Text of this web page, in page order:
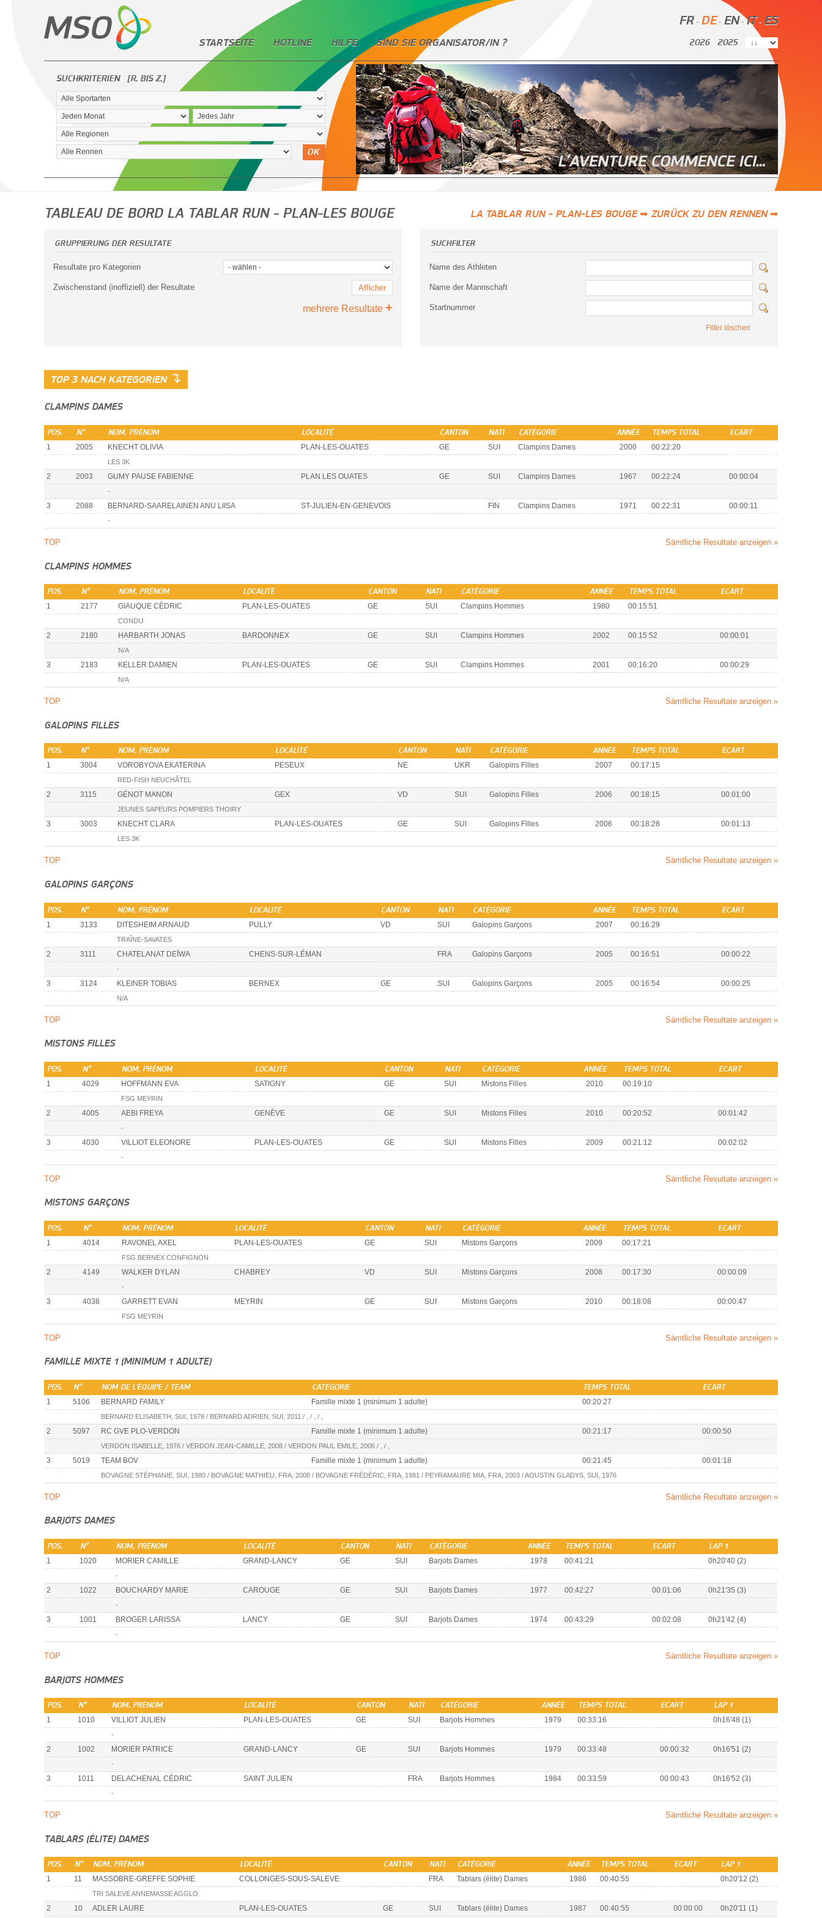
FR- DE- EN- IT - ES
STARTSEITE HOTLINE HILFE SIND SIE ORGANISATOR/IN ? 2026 2025
SUCHKRITERIEN [R. BIS Z.]
OK
TABLEAU DE BORD LA TABLAR RUN - PLAN-LES BOUGE ZURÜCK ZU DEN RENNEN ➡
LA TABLAR RUN - PLAN-LES BOUGE ➡
GRUPPIERUNG DER RESULTATE
Resultate pro Kategorien
Zwischenstand (inoffiziell) der Resultate Afficher
mehrere Resultate +
SUCHFILTER
Name des Athleten
Name der Mannschaft
Startnummer
Filter löschen
TOP 3 NACH KATEGORIEN ↴
CLAMPINS DAMES
POS. N° NOM, PRÉNOM LOCALITÉ CANTON NATI CATÉGORIE ANNÉE TEMPS TOTAL ECART
1 2005 KNECHT OLIVIA PLAN-LES-OUATES GE SUI Clampins Dames 2000 00:22:20
LES 3K
2 2003 GUMY PAUSE FABIENNE PLAN LES OUATES GE SUI Clampins Dames 1967 00:22:24 00:00:04
-
3 2088 BERNARD-SAARELAINEN ANU LIISA ST-JULIEN-EN-GENEVOIS FIN Clampins Dames 1971 00:22:31 00:00:11
-
TOP Sämtliche Resultate anzeigen »
CLAMPINS HOMMES
POS. N° NOM, PRÉNOM LOCALITÉ CANTON NATI CATÉGORIE ANNÉE TEMPS TOTAL ECART
1 2177 GIAUQUE CÉDRIC PLAN-LES-OUATES GE SUI Clampins Hommes 1980 00:15:51
CONDIJ
2 2180 HARBARTH JONAS BARDONNEX GE SUI Clampins Hommes 2002 00:15:52 00:00:01
N/A
3 2183 KELLER DAMIEN PLAN-LES-OUATES GE SUI Clampins Hommes 2001 00:16:20 00:00:29
N/A
TOP Sämtliche Resultate anzeigen »
GALOPINS FILLES
POS. N° NOM, PRÉNOM LOCALITÉ CANTON NATI CATÉGORIE ANNÉE TEMPS TOTAL ECART
1 3004 VOROBYOVA EKATERINA PESEUX NE UKR Galopins Filles 2007 00:17:15
RED-FISH NEUCHÂTEL
2 3115 GÉNOT MANON GEX VD SUI Galopins Filles 2006 00:18:15 00:01:00
JEUNES SAPEURS POMPIERS THOIRY
3 3003 KNECHT CLARA PLAN-LES-OUATES GE SUI Galopins Filles 2006 00:18:28 00:01:13
LES 3K
TOP Sämtliche Resultate anzeigen »
GALOPINS GARÇONS
POS. N° NOM, PRÉNOM LOCALITÉ CANTON NATI CATÉGORIE ANNÉE TEMPS TOTAL ECART
1 3133 DITESHEIM ARNAUD PULLY VD SUI Galopins Garçons 2007 00:16:29
TRAÎNE-SAVATES
2 3111 CHATELANAT DEÏWA CHENS-SUR-LÉMAN FRA Galopins Garçons 2005 00:16:51 00:00:22
-
3 3124 KLEINER TOBIAS BERNEX GE SUI Galopins Garçons 2005 00:16:54 00:00:25
N/A
TOP Sämtliche Resultate anzeigen »
MISTONS FILLES
POS. N° NOM, PRÉNOM LOCALITÉ CANTON NATI CATÉGORIE ANNÉE TEMPS TOTAL ECART
1 4029 HOFFMANN EVA SATIGNY GE SUI Mistons Filles 2010 00:19:10
FSG MEYRIN
2 4005 AEBI FREYA GENÈVE GE SUI Mistons Filles 2010 00:20:52 00:01:42
-
3 4030 VILLIOT ELEONORE PLAN-LES-OUATES GE SUI Mistons Filles 2009 00:21:12 00:02:02
-
TOP Sämtliche Resultate anzeigen »
MISTONS GARÇONS
POS. N° NOM, PRÉNOM LOCALITÉ CANTON NATI CATÉGORIE ANNÉE TEMPS TOTAL ECART
1 4014 RAVONEL AXEL PLAN-LES-OUATES GE SUI Mistons Garçons 2009 00:17:21
FSG BERNEX CONFIGNON
2 4149 WALKER DYLAN CHABREY VD SUI Mistons Garçons 2008 00:17:30 00:00:09
-
3 4038 GARRETT EVAN MEYRIN GE SUI Mistons Garçons 2010 00:18:08 00:00:47
FSG MEYRIN
TOP Sämtliche Resultate anzeigen »
FAMILLE MIXTE 1 (MINIMUM 1 ADULTE)
POS. N° NOM DE L'ÉQUIPE / TEAM CATÉGORIE TEMPS TOTAL ECART
1 5106 BERNARD FAMILY Famille mixte 1 (minimum 1 adulte) 00:20:27
BERNARD ELISABETH, SUI, 1979 / BERNARD ADRIEN, SUI, 2011 / , / , / ,
2 5097 RC GVE PLO-VERDON Famille mixte 1 (minimum 1 adulte) 00:21:17 00:00:50
VERDON ISABELLE, 1976 / VERDON JEAN-CAMILLE, 2008 / VERDON PAUL EMILE, 2006 / , / ,
3 5019 TEAM BOV Famille mixte 1 (minimum 1 adulte) 00:21:45 00:01:18
BOVAGNE STÉPHANIE, SUI, 1980 / BOVAGNE MATHIEU, FRA, 2008 / BOVAGNE FRÉDÉRIC, FRA, 1981 / PEYRAMAURE MIA, FRA, 2003 / AOUSTIN GLADYS, SUI, 1976
TOP Sämtliche Resultate anzeigen »
BARJOTS DAMES
POS. N° NOM, PRÉNOM LOCALITÉ CANTON NATI CATÉGORIE ANNÉE TEMPS TOTAL ECART LAP 1
1 1020 MORIER CAMILLE GRAND-LANCY GE SUI Barjots Dames 1978 00:41:21 0h20'40 (2)
-
2 1022 BOUCHARDY MARIE CAROUGE GE SUI Barjots Dames 1977 00:42:27 00:01:06 0h21'35 (3)
-
3 1001 BROGER LARISSA LANCY GE SUI Barjots Dames 1974 00:43:29 00:02:08 0h21'42 (4)
-
TOP Sämtliche Resultate anzeigen »
BARJOTS HOMMES
POS. N° NOM, PRÉNOM LOCALITÉ CANTON NATI CATÉGORIE ANNÉE TEMPS TOTAL ECART LAP 1
1 1010 VILLIOT JULIEN PLAN-LES-OUATES GE SUI Barjots Hommes 1979 00:33:16 0h16'48 (1)
-
2 1002 MORIER PATRICE GRAND-LANCY GE SUI Barjots Hommes 1979 00:33:48 00:00:32 0h16'51 (2)
-
3 1011 DELACHENAL CÉDRIC SAINT JULIEN FRA Barjots Hommes 1984 00:33:59 00:00:43 0h16'52 (3)
-
TOP Sämtliche Resultate anzeigen »
TABLARS (ÉLITE) DAMES
POS. N° NOM, PRÉNOM LOCALITÉ CANTON NATI CATÉGORIE ANNÉE TEMPS TOTAL ECART LAP 1
1 11 MASSOBRE-GREFFE SOPHIE COLLONGES-SOUS-SALEVE FRA Tablars (élite) Dames 1986 00:40:55 0h20'12 (2)
TRI SALEVE ANNEMASSE AGGLO
2 10 ADLER LAURE PLAN-LES-OUATES GE SUI Tablars (élite) Dames 1987 00:40:55 00:00:00 0h20'11 (1)